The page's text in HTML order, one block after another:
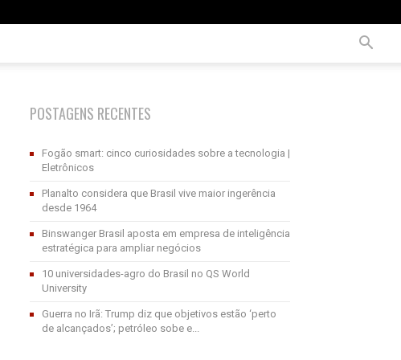
POSTAGENS RECENTES
Fogão smart: cinco curiosidades sobre a tecnologia |
Eletrônicos
Planalto considera que Brasil vive maior ingerência
desde 1964
Binswanger Brasil aposta em empresa de inteligência
estratégica para ampliar negócios
10 universidades-agro do Brasil no QS World
University
Guerra no Irã: Trump diz que objetivos estão ‘perto
de alcançados’; petróleo sobe e...